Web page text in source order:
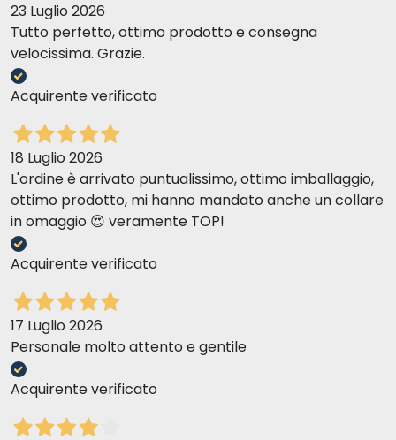
23 Luglio 2026
Tutto perfetto, ottimo prodotto e consegna
velocissima. Grazie.
Acquirente verificato
18 Luglio 2026
L'ordine è arrivato puntualissimo, ottimo imballaggio,
ottimo prodotto, mi hanno mandato anche un collare
in omaggio 😍 veramente TOP!
Acquirente verificato
17 Luglio 2026
Personale molto attento e gentile
Acquirente verificato